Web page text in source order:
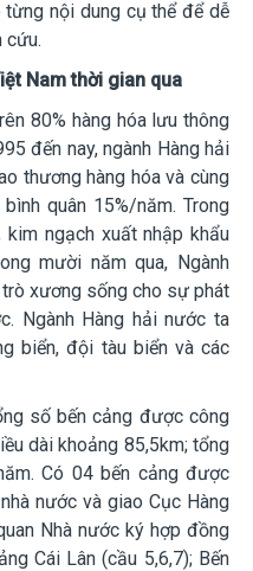
nội dung cụ thể để dễ
cứu.
Nam thời gian qua
80% hàng hóa lưu thông
đến nay, ngành Hàng hải
thương hàng hóa và cùng
quân 15%/năm. Trong
ngạch xuất nhập khẩu
mười năm qua, Ngành
xương sống cho sự phát
Ngành Hàng hải nước ta
biển, đội tàu biển và các
số bến cảng được công
dài khoảng 85,5km; tổng
Có 04 bến cảng được
nước và giao Cục Hàng
Nhà nước ký hợp đồng
Cái Lân (cầu 5,6,7); Bến